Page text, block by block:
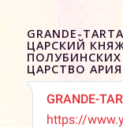
GRANDE-
ЦАРСКИЙ
ЦАРСТВО АРИЯ